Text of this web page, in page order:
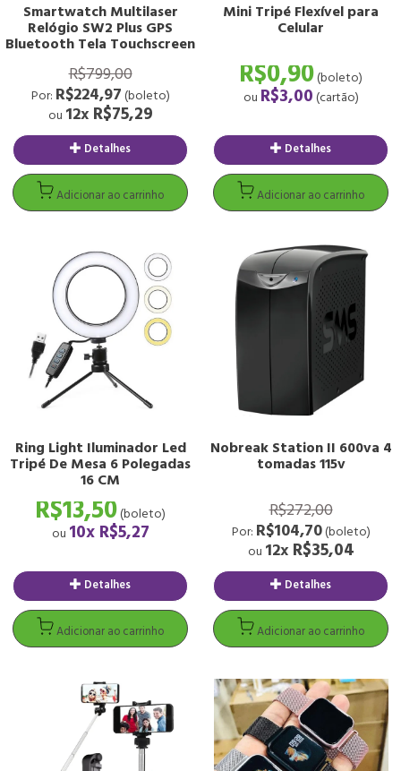
Smartwatch Multilaser
Relógio SW2 Plus GPS
Bluetooth Tela Touchscreen
Leitura...
R$799,00
Por: R$224,97(boleto)
ou 12x R$75,29
Detalhes
Adicionar ao carrinho
Mini Tripé Flexível para
Celular
R$0,90(boleto)
ou R$3,00(cartão)
Detalhes
Adicionar ao
Ring Light Iluminador Led
Tripé De Mesa 6 Polegadas
16 CM
R$13,50(boleto)
ou 10x R$5,27
Nobreak Station II 600va 4
tomadas 115v
R$272,00
Por: R$104,70(boleto)
ou 12x R$35,04